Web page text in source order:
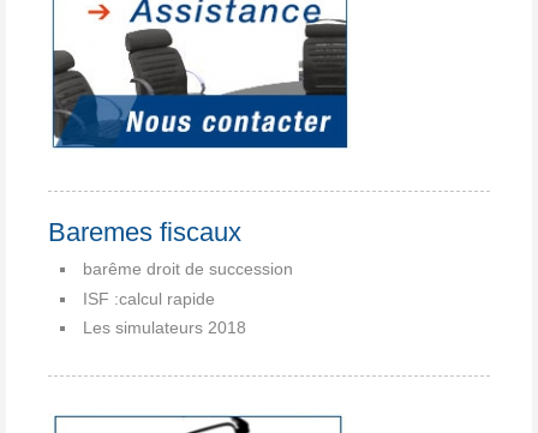
Baremes fiscaux
barême droit de succession
ISF :calcul rapide
Les simulateurs 2018